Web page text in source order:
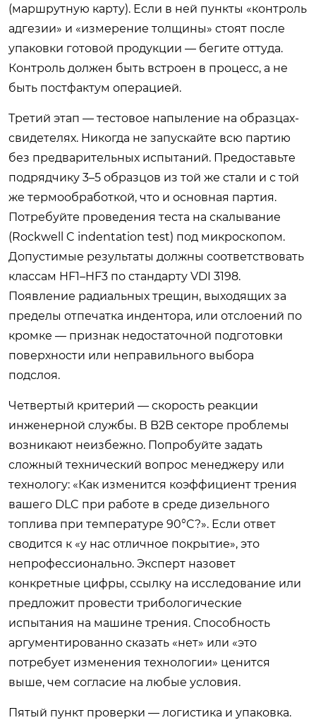
(маршрутную карту). Если в ней пункты «контроль
адгезии» и «измерение толщины» стоят после
упаковки готовой продукции — бегите оттуда.
Контроль должен быть встроен в процесс, а не
быть постфактум операцией.
Третий этап — тестовое напыление на образцах-
свидетелях. Никогда не запускайте всю партию
без предварительных испытаний. Предоставьте
подрядчику 3–5 образцов из той же стали и с той
же термообработкой, что и основная партия.
Потребуйте проведения теста на скалывание
(Rockwell C indentation test) под микроскопом.
Допустимые результаты должны соответствовать
классам HF1–HF3 по стандарту VDI 3198.
Появление радиальных трещин, выходящих за
пределы отпечатка индентора, или отслоений по
кромке — признак недостаточной подготовки
поверхности или неправильного выбора
подслоя.
Четвертый критерий — скорость реакции
инженерной службы. В B2B секторе проблемы
возникают неизбежно. Попробуйте задать
сложный технический вопрос менеджеру или
технологу: «Как изменится коэффициент трения
вашего DLC при работе в среде дизельного
топлива при температуре 90°C?». Если ответ
сводится к «у нас отличное покрытие», это
непрофессионально. Эксперт назовет
конкретные цифры, ссылку на исследование или
предложит провести трибологические
испытания на машине трения. Способность
аргументированно сказать «нет» или «это
потребует изменения технологии» ценится
выше, чем согласие на любые условия.
Пятый пункт проверки — логистика и упаковка.